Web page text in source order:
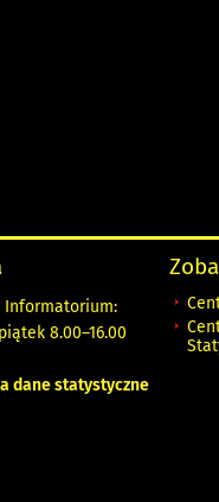
Informatorium:
8.00–16.00
dane statystyczne